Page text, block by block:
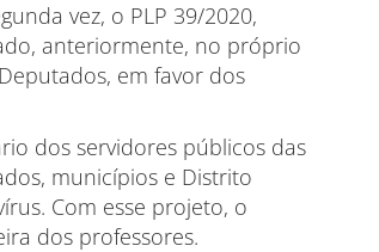
vez, o PLP 39/2020,
anteriormente, no próprio
em favor dos
dos servidores públicos das
municípios e Distrito
Com esse projeto, o
dos professores.